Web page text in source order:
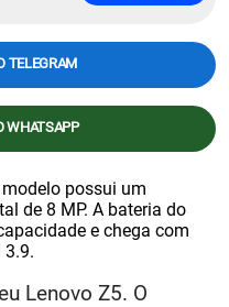
TELEGRAM
WHATSAPP
Lenovo Z5. O
possui um
de 8 MP. A bateria do
e chega com
3.9.